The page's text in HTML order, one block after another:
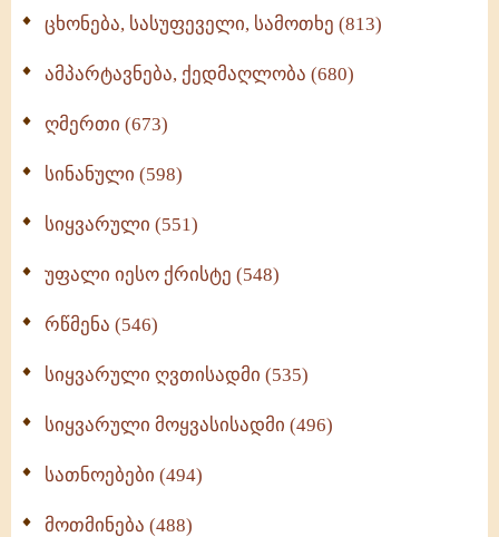
ცხონება, სასუფეველი, სამოთხე (813)
ამპარტავნება, ქედმაღლობა (680)
ღმერთი (673)
სინანული (598)
სიყვარული (551)
უფალი იესო ქრისტე (548)
რწმენა (546)
სიყვარული ღვთისადმი (535)
სიყვარული მოყვასისადმი (496)
სათნოებები (494)
მოთმინება (488)